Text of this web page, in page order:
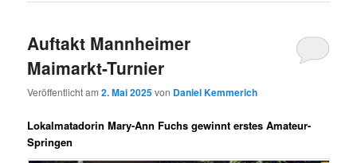
Auftakt Mannheimer
Maimarkt-Turnier
Veröffentlicht am2. Mai 2025von Daniel Kemmerich
Lokalmatadorin Mary-Ann Fuchs gewinnt erstes Amateur-
Springen